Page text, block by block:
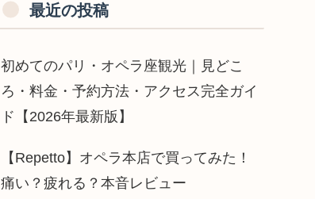
最近の投稿
初めてのパリ・オペラ座観光｜見どこ
ろ・料金・予約方法・アクセス完全ガイ
ド【2026年最新版】
【Repetto】オペラ本店で買ってみた！
痛い？疲れる？本音レビュー